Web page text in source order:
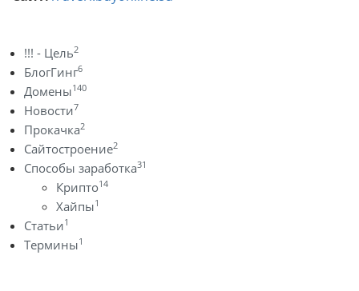
!!! - Цель2
БлогГинг6
Домены140
Новости7
Прокачка2
Сайтостроение2
Способы заработка31
Крипто14
Хайпы1
Статьи1
Термины1